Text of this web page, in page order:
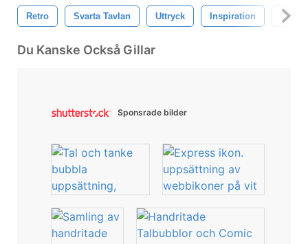
Retro Svarta Tavlan Uttryck Inspiration Citat
Du Kanske Också Gillar
Sponsrade bilder